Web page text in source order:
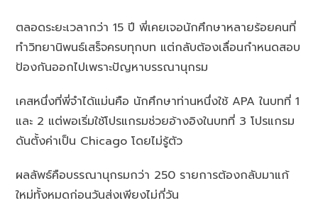
ตลอดระยะเวลากว่า 15 ปี พี่เคยเจอนักศึกษาหลายร้อยคนที่
ทำวิทยานิพนธ์เสร็จครบทุกบท แต่กลับต้องเลื่อนกำหนดสอบ
ป้องกันออกไปเพราะปัญหาบรรณานุกรม
เคสหนึ่งที่พี่จำได้แม่นคือ นักศึกษาท่านหนึ่งใช้ APA ในบทที่ 1
และ 2 แต่พอเริ่มใช้โปรแกรมช่วยอ้างอิงในบทที่ 3 โปรแกรม
ดันตั้งค่าเป็น Chicago โดยไม่รู้ตัว
ผลลัพธ์คือบรรณานุกรมกว่า 250 รายการต้องกลับมาแก้
ใหม่ทั้งหมดก่อนวันส่งเพียงไม่กี่วัน